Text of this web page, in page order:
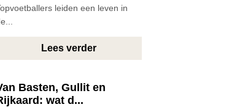
leiden een leven in
Lees verder
Basten, Gullit en
wat d...